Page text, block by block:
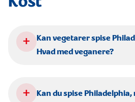
+
Kan vegetarer spise
Hvad med veganere?
+ Kan du spise